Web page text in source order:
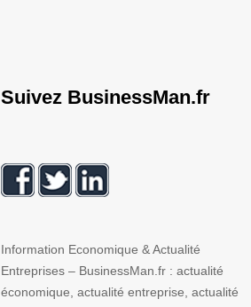
Suivez BusinessMan.fr
Information Economique & Actualité
Entreprises – BusinessMan.fr : actualité
économique, actualité entreprise, actualité